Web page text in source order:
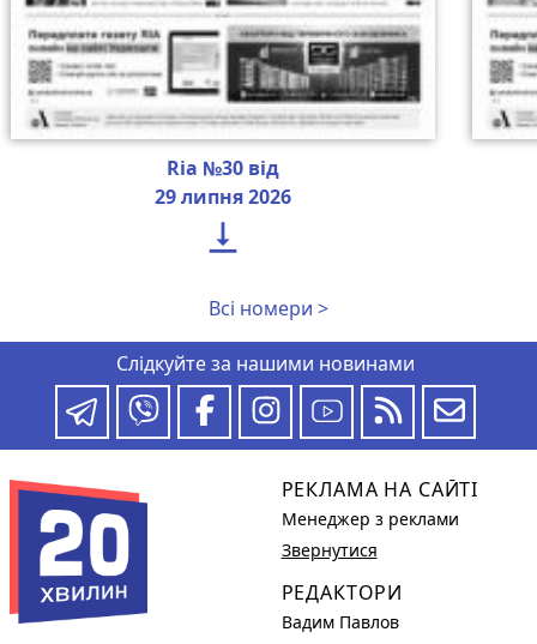
Ria №30 від
29 липня 2026

Всі номери >
Слідкуйте за нашими новинами
РЕКЛАМА НА САЙТІ
Менеджер з реклами
Звернутися
РЕДАКТОРИ
Вадим Павлов